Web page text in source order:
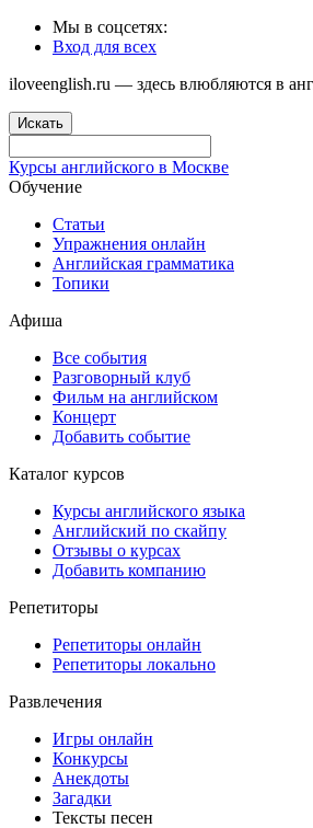
Мы в соцсетях:
Вход для всех
iloveenglish.ru — здесь влюбляются в
Искать
Курсы английского в Москве
Обучение
Статьи
Упражнения онлайн
Английская грамматика
Топики
Афиша
Все события
Разговорный клуб
Фильм на английском
Концерт
Добавить событие
Каталог курсов
Курсы английского языка
Английский по скайпу
Отзывы о курсах
Добавить компанию
Репетиторы
Репетиторы онлайн
Репетиторы локально
Развлечения
Игры онлайн
Конкурсы
Анекдоты
Загадки
Тексты песен